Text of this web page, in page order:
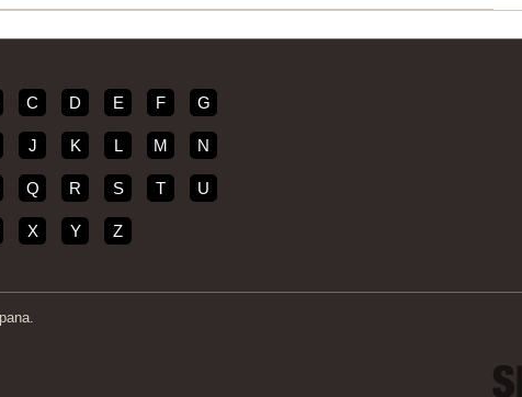
C D E F G
J K L M N
Q R S T U
X Y Z